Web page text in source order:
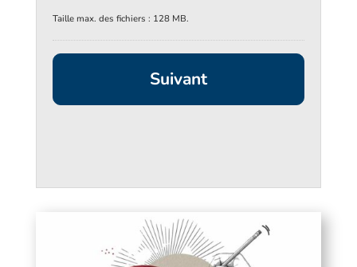
Taille max. des fichiers : 128 MB.